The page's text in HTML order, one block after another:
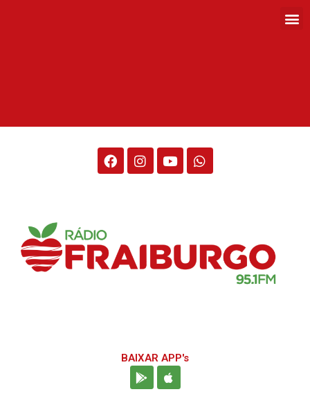
BAIXAR APP's